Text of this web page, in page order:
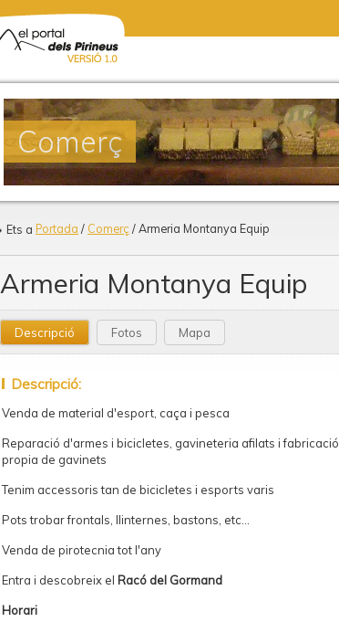
Comerç
Ets a Portada / Comerç / Armeria Montanya Equip
Armeria Montanya Equip
Descripció Fotos Mapa
Descripció:
Venda de material d'esport, caça i pesca
Reparació d'armes i bicicletes, gavineteria afilats i fabricació
propia de gavinets
Tenim accessoris tan de bicicletes i esports varis
Pots trobar frontals, llinternes, bastons, etc...
Venda de pirotecnia tot l'any
Entra i descobreix el Racó del Gormand
Horari